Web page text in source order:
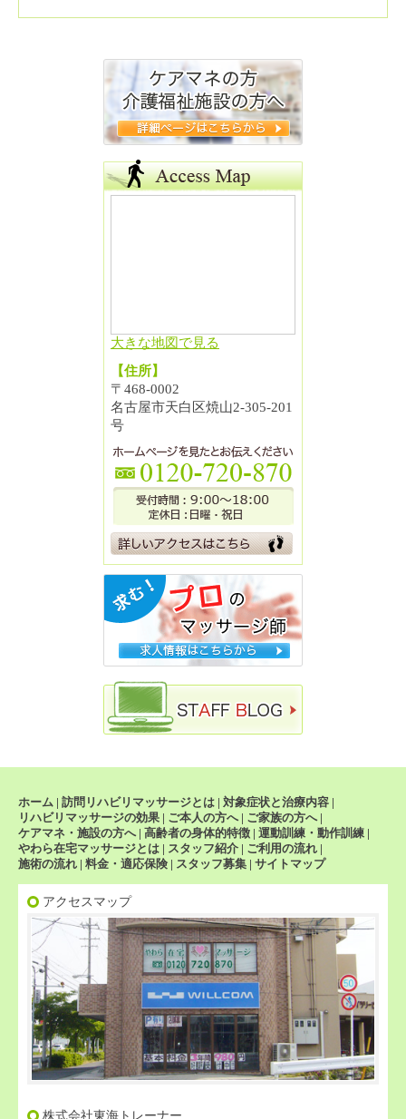
大きな地図で見る
【住所】
〒468-0002
名古屋市天白区焼山2-305-201
号
ホーム | 訪問リハビリマッサージとは | 対象症状と治療内容 |
リハビリマッサージの効果 | ご本人の方へ| ご家族の方へ|
ケアマネ・施設の方へ| 高齢者の身体的特徴 | 運動訓練・動作訓練 |
やわら在宅マッサージとは | スタッフ紹介 | ご利用の流れ |
施術の流れ | 料金・適応保険 | スタッフ募集 | サイトマップ
アクセスマップ
株式会社東海トレーナー